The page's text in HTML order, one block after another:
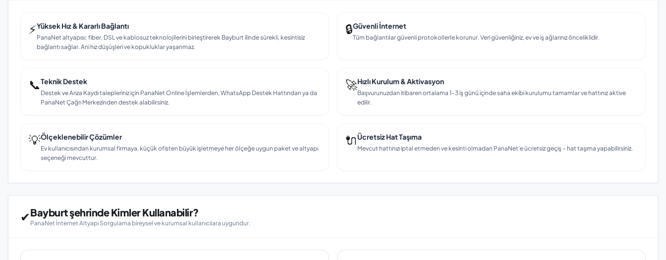
⚡Yüksek Hız & Kararlı Bağlantı
PanaNet altyapısı; fiber, DSL ve kablosuz teknolojilerini birleştirerek Bayburt ilinde sürekli, kesintisiz
bağlantı sağlar. Ani hız düşüşleri ve kopukluklar yaşanmaz.
🔒Güvenli İnternet
Tüm bağlantılar güvenli protokollerle korunur. Veri güvenliğiniz, ev ve iş ağlarınız önceliklidir.
📞Teknik Destek
Destek ve Arıza Kaydı talepleriniz için PanaNet Online İşlemlerden, WhatsApp Destek Hattından ya da
PanaNet Çağrı Merkezinden destek alabilirsiniz.
🚀Hızlı Kurulum & Aktivasyon
Başvurunuzdan itibaren ortalama 1–3 iş günü içinde saha ekibi kurulumu tamamlar ve hattınız aktive
edilir.
💡Ölçeklenebilir Çözümler
Ev kullanıcısından kurumsal firmaya, küçük ofisten büyük işletmeye her ölçeğe uygun paket ve altyapı
seçeneği mevcuttur.
🔌Ücretsiz Hat Taşıma
Mevcut hattınızı iptal etmeden ve kesinti olmadan PanaNet'e ücretsiz geçiş – hat taşıma yapabilirsiniz.
✔Bayburt şehrinde Kimler Kullanabilir?
PanaNet İnternet Altyapı Sorgulama bireysel ve kurumsal kullanıcılara uygundur.